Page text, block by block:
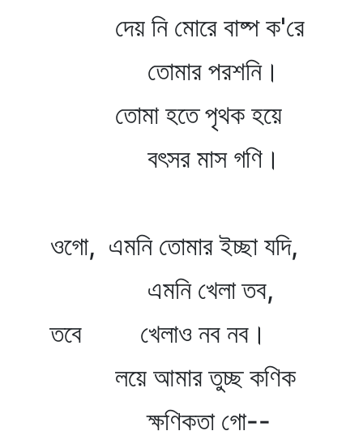
দেয় নি মোরে বাষ্প ক'রে
তোমার পরশনি।
তোমা হতে পৃথক হয়ে
বৎসর মাস গণি।
ওগো, এমনি তোমার ইচ্ছা যদি,
এমনি খেলা তব,
তবে খেলাও নব নব।
লয়ে আমার তুচ্ছ কণিক
ক্ষণিকতা গো--